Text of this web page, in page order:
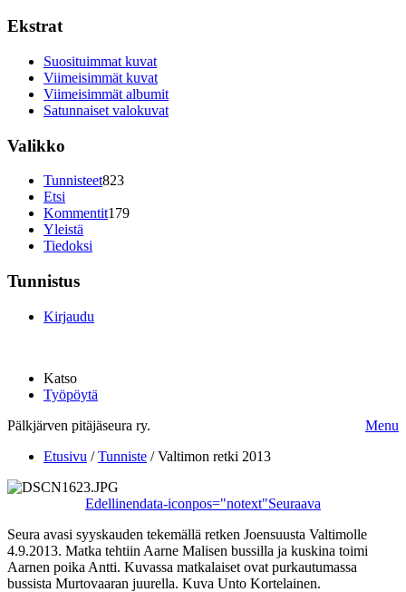
Ekstrat
Suosituimmat kuvat
Viimeisimmät kuvat
Viimeisimmät albumit
Satunnaiset valokuvat
Valikko
Tunnisteet823
Etsi
Kommentit179
Yleistä
Tiedoksi
Tunnistus
Kirjaudu
Katso
Työpöytä
Pälkjärven pitäjäseura ry.
Menu
Etusivu /Tunniste /Valtimon retki 2013
Edellinendata-iconpos="notext"Seuraava
Seura avasi syyskauden tekemällä retken Joensuusta Valtimolle
4.9.2013. Matka tehtiin Aarne Malisen bussilla ja kuskina toimi
Aarnen poika Antti. Kuvassa matkalaiset ovat purkautumassa
bussista Murtovaaran juurella. Kuva Unto Kortelainen.